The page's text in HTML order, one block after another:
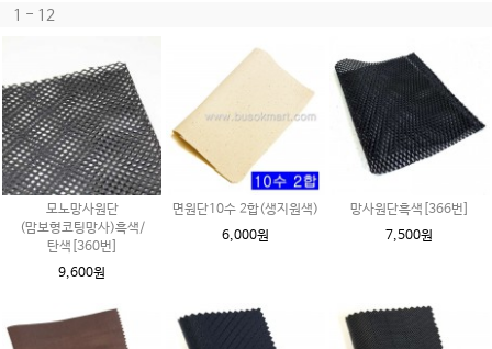
1 - 12
모노망사원단
(맘보형코팅망사)흑색/
탄색[360번]
9,600원
면원단10수 2합(생지원색)
6,000원
망사원단흑색[366번]
7,500원